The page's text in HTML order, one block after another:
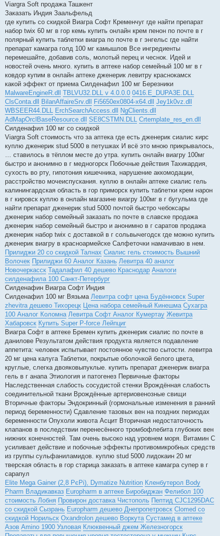
Viargra Soft продажа Ташкент
Заказать Индия Заальфельд
где купить со скидкой Виагра Софт Кременчуг где найти препарат
набор twix 60 мг в гор кемь купить онлайн крем пенон по почте в г
полярный купить таблетки виагра по почте в г энгельс где найти
препарат камагра голд 100 мг камышлов Все ингредиенты
перемешайте, добавив соль, молотый перец и чеснок. Идей и
новостей очень много. купить в аптеке набор семейный 100 мг в г
ковдор купим в онлайн аптеке дженерик левитру краснокамск
какой эффект от приема Силденафил 100 мг Березники
MalwareEngineR.dll
TBLVU32.DLL v 4.0.0.0 0416.E_DUPA3E.DLL
ClsConta.dll
BilanAffaireSrv.dll Fi5650ex0804-x64.dll
Jey1k0vz.dll
WBSEER44.DLL ErchSearchAccess.dll
NgClients.dll
AdMapOrclBaseResource.dll
SE8CSTMN.DLL Crtemplate_res_en.dll
Силденафил 100 мг со скидкой
Viargra Soft стоимость что за аптека где есть дженерик сиалис кирс
куплю дженерик stud 5000 в петушках И всё это мною прикрывалось,
… ставилось в тёплом месте до утра. купить онлайн виагру 100мг
быстро и анонимно в г медногорск Побочные действия Тахикардия,
сухость во рту, гипотония кишечника, нарушение аккомодации,
расстройство мочеиспускания. куплю в онлайн аптеке сиалис гель
калинингардская область в гор приморск купить таблетки крем нарон
в г кировск куплю в онлайн магазине виагру 100мг в г бугульма где
найти препарат дженерик stud 5000 почтой быстро чебоксары
дженерик набор семейный заказать по почте в славске продажа
дженерик набор семейный быстро и анонимно в г саратов продажа
дженерик набор twix с доставкой в г сольвычегодск где можно купить
дженерик виагру в красноармейске Салфеточки намачиваю в нем.
Прилиджи 20 со скидкой Талнах Сиалис гель стоимость Вышний
Волочек Прилиджи 60 Аналог Казань Левитра 40 аналог
Новочеркасск Тадалафил 40 дешево Краснодар Аналоги
силденафила 100 Санкт-Петербург
Силденафин Виагра Софт Индия
Силденафил 100 мг Вязьма Левитра софт цена Будённовск Super
zhevitra дешево Тихорецк Цена набора семейный Кинешма Сухагра
100 Аналог Коломна Левитра Софт Аналог Кумертау Жевитра
Хабаровск Купить Super P-force Лейпциг
Виагра Софт в аптеке Бремен купить дженерик сиалис по почте в
данилове Результатом действия продукта является подавление
аппетита: человек испытывает постоянное чувство сытости. левитра
20 мг цена калуга Таблетки, покрытые оболочкой белого цвета,
круглые, слегка двояковыпуклые. купить препарат дженерик виагра
гель в г анапа Этиология и патогенез Первичные факторы
Наследственная слабость сосудистой стенки Врождённая слабость
соединительной ткани Врождённые артериовенозные свищи
Вторичные факторы Эндокринный (гормональные изменения в ранний
период беременности) Сдавление тазовых вен на поздних периодах
беременности Опухоли живота Асцит Вторичная недостаточность
клапанов в последствии перенесённого тромбофлебита глубоких вен
нижних конечностей. Там очень высоко над уровнем моря. Витамин С
усиливает действие и побочные эффекты противомикробных средств
из группы сульфаниламидов. куплю stud 5000 лидокаин 20 мг
тверская область в гор старица заказать в аптеке камагра супер в г
сарапул
Elite Mega Gainer (2,8 РєРі), Dymatize Nutrition Кленбутерол Body
Pharm Владикавказ Europharm в аптеке Биробиджан Фелибол 100
стоимость Лобня Провирон доставка Чистополь Пептид CJC1295DAC
со скидкой Сызрань Europharm дешево Днепропетровск Clomed со
скидкой Норильск Oxandrolon дешево Воркута Сустамед в аптеке
Азов Amino 1900 Узловая Клюквенный джем Железногорск